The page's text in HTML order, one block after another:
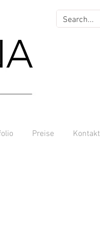
Preise Kontakt